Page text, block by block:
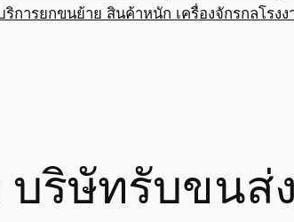
ริการยกขนย้าย สินค้าหนัก เครื่องจักรกลโรงง
บริษัทรับขนส่